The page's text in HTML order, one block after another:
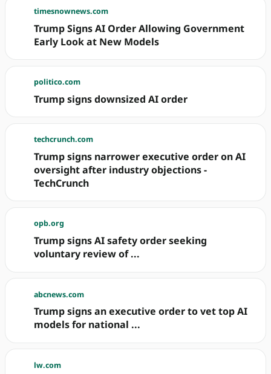
timesnownews.com
Trump Signs AI Order Allowing Government
Early Look at New Models
politico.com
Trump signs downsized AI order
techcrunch.com
Trump signs narrower executive order on AI
oversight after industry objections -
TechCrunch
opb.org
Trump signs AI safety order seeking
voluntary review of ...
abcnews.com
Trump signs an executive order to vet top AI
models for national ...
lw.com